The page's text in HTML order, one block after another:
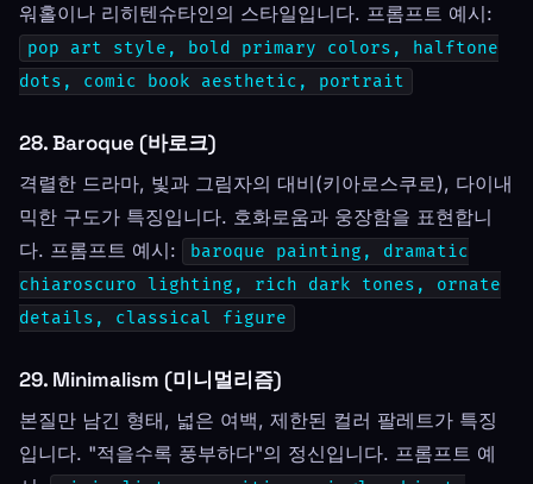
워홀이나 리히텐슈타인의 스타일입니다. 프롬프트 예시:
pop art style, bold primary colors, halftone
dots, comic book aesthetic, portrait
28. Baroque (바로크)
격렬한 드라마, 빛과 그림자의 대비(키아로스쿠로), 다이내
믹한 구도가 특징입니다. 호화로움과 웅장함을 표현합니
다. 프롬프트 예시:
baroque painting, dramatic
chiaroscuro lighting, rich dark tones, ornate
details, classical figure
29. Minimalism (미니멀리즘)
본질만 남긴 형태, 넓은 여백, 제한된 컬러 팔레트가 특징
입니다. "적을수록 풍부하다"의 정신입니다. 프롬프트 예